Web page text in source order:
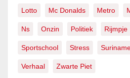
Lotto Mc Donalds Metro
Ns Onzin Politiek Rijmpje
Sportschool Stress
Verhaal Zwarte Piet